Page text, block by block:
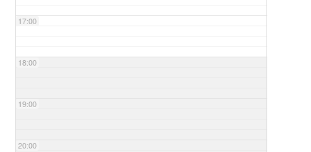
17:00
18:00
19:00
20:00